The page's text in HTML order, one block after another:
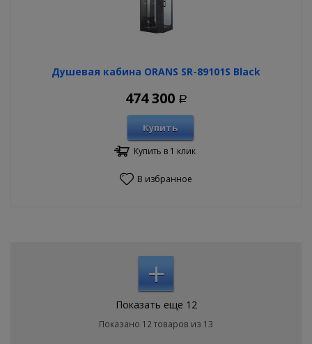
Душевая кабина ORANS SR-89101S Black
474 300 Р
Купить
Купить в 1 клик
В избранное
+
Показать еще 12
Показано 12 товаров из 13